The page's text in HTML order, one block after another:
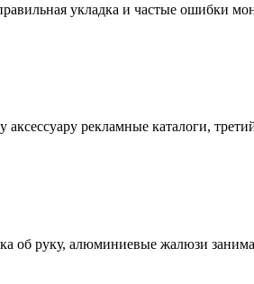
укладка и частые ошибки
рекламные каталоги,
об руку, алюминиевые жалюзи